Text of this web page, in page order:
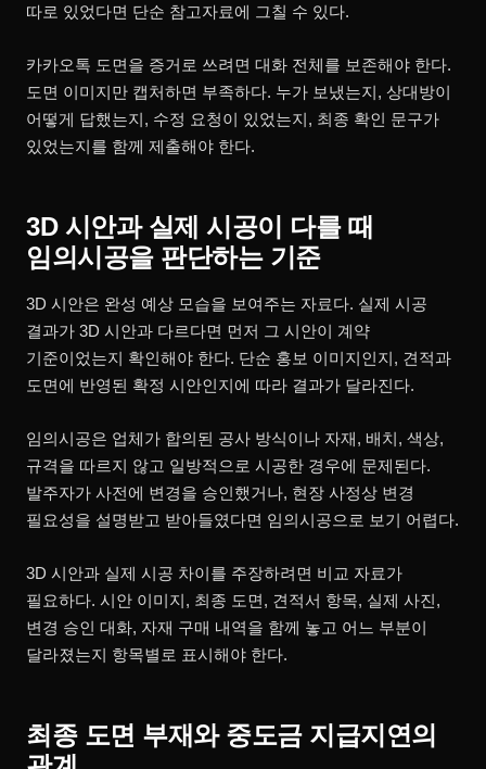
따로 있었다면 단순 참고자료에 그칠 수 있다.
카카오톡 도면을 증거로 쓰려면 대화 전체를 보존해야 한다.
도면 이미지만 캡처하면 부족하다. 누가 보냈는지, 상대방이
어떻게 답했는지, 수정 요청이 있었는지, 최종 확인 문구가
있었는지를 함께 제출해야 한다.
3D 시안과 실제 시공이 다를 때
임의시공을 판단하는 기준
3D 시안은 완성 예상 모습을 보여주는 자료다. 실제 시공
결과가 3D 시안과 다르다면 먼저 그 시안이 계약
기준이었는지 확인해야 한다. 단순 홍보 이미지인지, 견적과
도면에 반영된 확정 시안인지에 따라 결과가 달라진다.
임의시공은 업체가 합의된 공사 방식이나 자재, 배치, 색상,
규격을 따르지 않고 일방적으로 시공한 경우에 문제된다.
발주자가 사전에 변경을 승인했거나, 현장 사정상 변경
필요성을 설명받고 받아들였다면 임의시공으로 보기 어렵다.
3D 시안과 실제 시공 차이를 주장하려면 비교 자료가
필요하다. 시안 이미지, 최종 도면, 견적서 항목, 실제 사진,
변경 승인 대화, 자재 구매 내역을 함께 놓고 어느 부분이
달라졌는지 항목별로 표시해야 한다.
최종 도면 부재와 중도금 지급지연의